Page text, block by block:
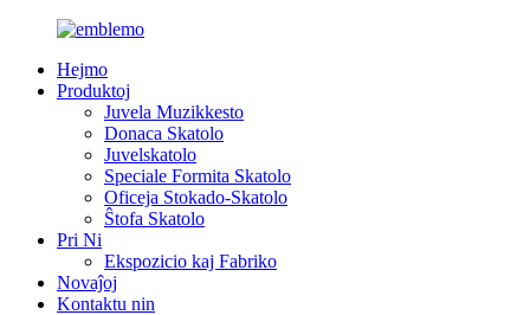
Hejmo
Produktoj
Juvela Muzikkesto
Donaca Skatolo
Juvelskatolo
Speciale Formita Skatolo
Oficeja Stokado-Skatolo
Ŝtofa Skatolo
Pri Ni
Ekspozicio kaj Fabriko
Novaĵoj
Kontaktu nin